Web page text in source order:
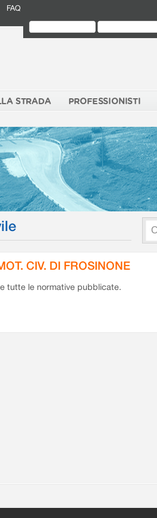
FAQ
STRADA PROFESSIONISTI
CIV. DI FROSINONE
tutte le normative pubblicate.